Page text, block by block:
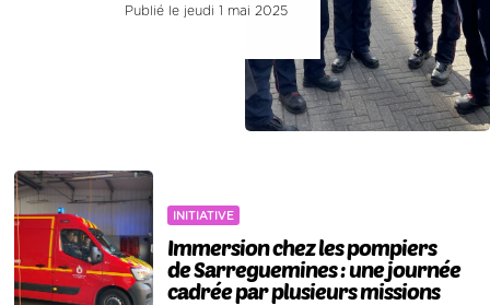
Publié le jeudi 1 mai 2025
INITIATIVE
Immersion chez les pompiers
de Sarreguemines : une journée
cadrée par plusieurs missions